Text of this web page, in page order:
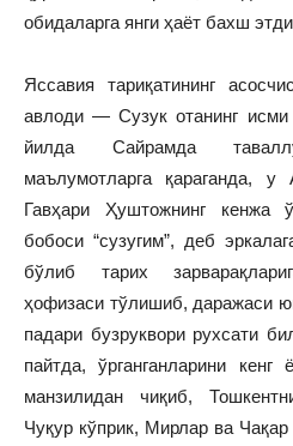
обидаларга янги ҳаёт бахш
Яссавия тариқатининг
авлоди — Сузук отанинг
йилда Сайрамда
маълумотларга қараганда, у
Гавҳари Ҳуштожнинг кенжа
бобоси “сузугим”, деб
бўлиб тарих
ҳофизаси тўлишиб, даражаси
падари бузруквори рухсати
пайтда, ўрганганларини кенг
манзилидан чиқиб,
Чуқур кўприк, Мирлар ва